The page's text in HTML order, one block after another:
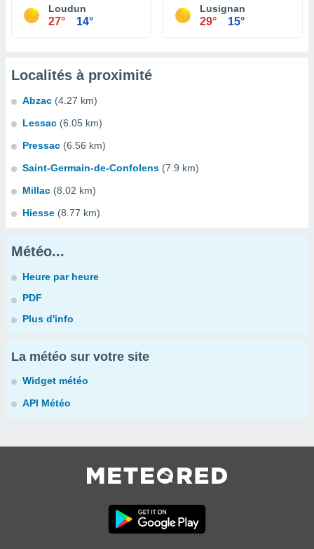
Loudun
27° 14°
Lusignan
29° 15°
Localités à proximité
Abzac (4.27 km)
Lessac (6.05 km)
Pressac (6.56 km)
Saint-Germain-de-Confolens (7.9 km)
Millac (8.02 km)
Hiesse (8.77 km)
Météo...
Heure par heure
PDF
Plus d'info
La météo sur votre site
Widget météo
API Météo